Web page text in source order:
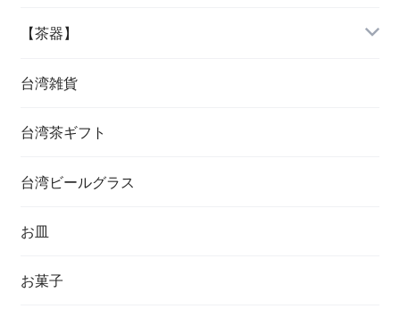
【茶器】
台湾雑貨
台湾茶ギフト
台湾ビールグラス
お皿
お菓子